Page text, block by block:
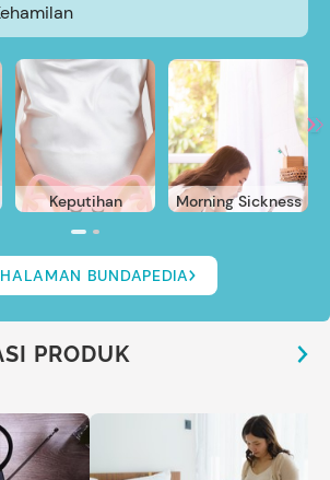
Keputihan Morning Sickness
BUNDAPEDIA
PRODUK